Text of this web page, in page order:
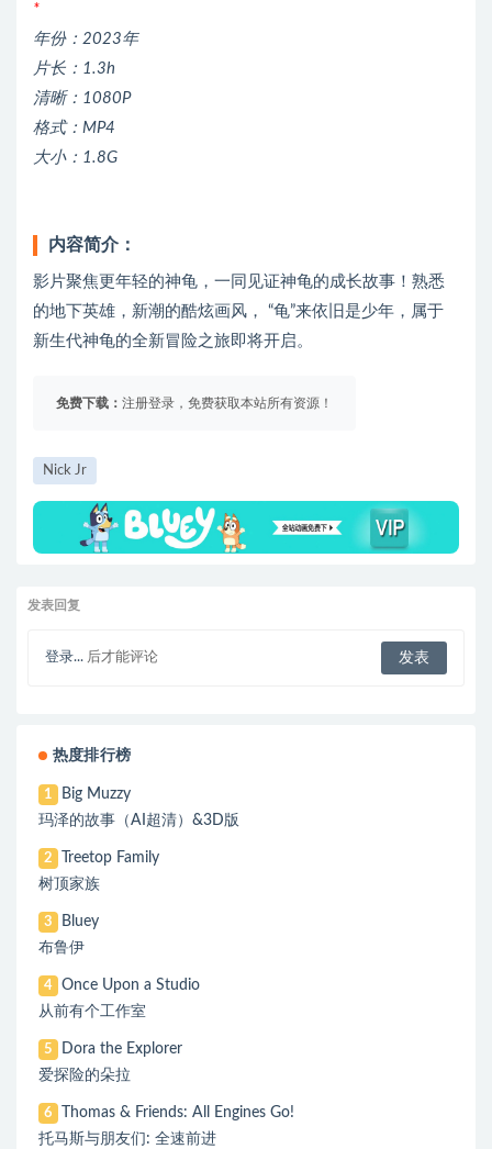
*
年份：2023年
片长：1.3h
清晰：1080P
格式：MP4
大小：1.8G
内容简介：
影片聚焦更年轻的神龟，一同见证神龟的成长故事！熟悉
的地下英雄，新潮的酷炫画风， “龟”来依旧是少年，属于
新生代神龟的全新冒险之旅即将开启。
免费下载： 注册登录，免费获取本站所有资源！
Nick Jr
发表回复
登录... 后才能评论
热度排行榜
1
Big Muzzy
玛泽的故事（AI超清）&3D版
2
Treetop Family
树顶家族
3
Bluey
布鲁伊
4
Once Upon a Studio
从前有个工作室
5
Dora the Explorer
爱探险的朵拉
6
Thomas & Friends: All Engines Go!
托马斯与朋友们: 全速前进